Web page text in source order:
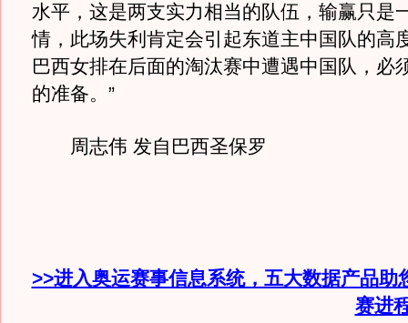
水平，这是两支实力相当的队伍，输赢只是
情，此场失利肯定会引起东道主中国队的高
巴西女排在后面的淘汰赛中遭遇中国队，必
的准备。”
周志伟 发自巴西圣保罗
>>进入奥运赛事信息系统，五大数据产品助
赛进